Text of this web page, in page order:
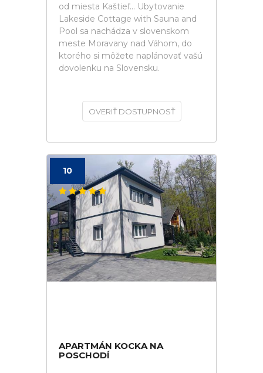
od miesta Kaštieľ... Ubytovanie
Lakeside Cottage with Sauna and
Pool sa nachádza v slovenskom
meste Moravany nad Váhom, do
ktorého si môžete naplánovať vašú
dovolenku na Slovensku.
OVERIŤ DOSTUPNOSŤ
10
APARTMÁN KOCKA NA
POSCHODÍ